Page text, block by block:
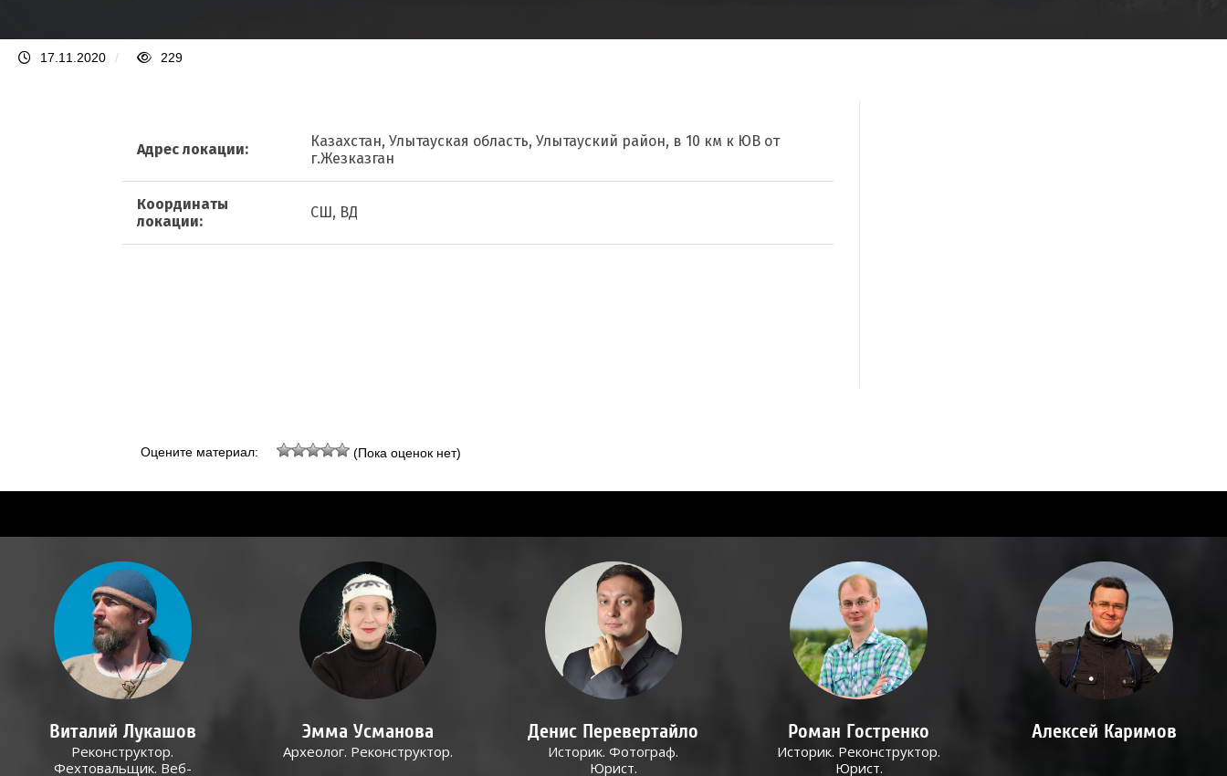
17.11.2020 / 229
Адрес локации:
Казахстан, Улытауская область, Улытауский район, в 10 км к ЮВ от
г.Жезказган
Координаты
локации:
СШ, ВД
Оцените материал: (Пока оценок нет)
Виталий Лукашов
Реконструктор.
Фехтовальщик. Веб-
Эмма Усманова
Археолог. Реконструктор.
Денис Перевертайло
Историк. Фотограф.
Юрист.
Роман Гостренко
Историк. Реконструктор.
Юрист.
Алексей Каримов